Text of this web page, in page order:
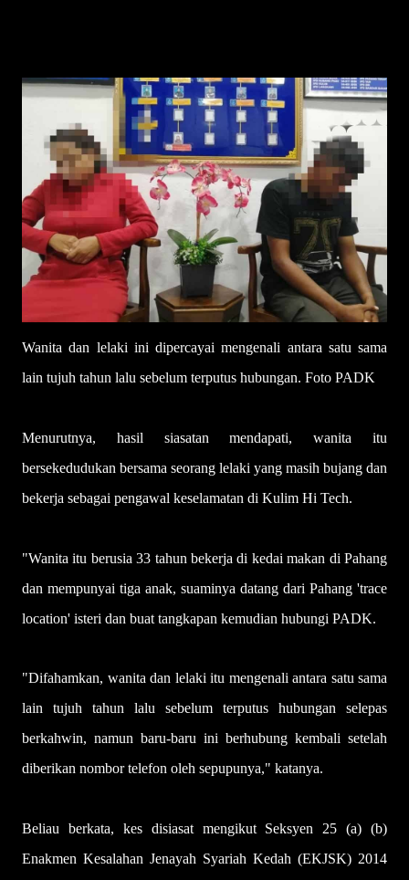
Wanita dan lelaki ini dipercayai mengenali antara satu sama
lain tujuh tahun lalu sebelum terputus hubungan. Foto PADK
Menurutnya, hasil siasatan mendapati, wanita itu
bersekedudukan bersama seorang lelaki yang masih bujang dan
bekerja sebagai pengawal keselamatan di Kulim Hi Tech.
"Wanita itu berusia 33 tahun bekerja di kedai makan di Pahang
dan mempunyai tiga anak, suaminya datang dari Pahang 'trace
location' isteri dan buat tangkapan kemudian hubungi PADK.
"Difahamkan, wanita dan lelaki itu mengenali antara satu sama
lain tujuh tahun lalu sebelum terputus hubungan selepas
berkahwin, namun baru-baru ini berhubung kembali setelah
diberikan nombor telefon oleh sepupunya," katanya.
Beliau berkata, kes disiasat mengikut Seksyen 25 (a) (b)
Enakmen Kesalahan Jenayah Syariah Kedah (EKJSK) 2014